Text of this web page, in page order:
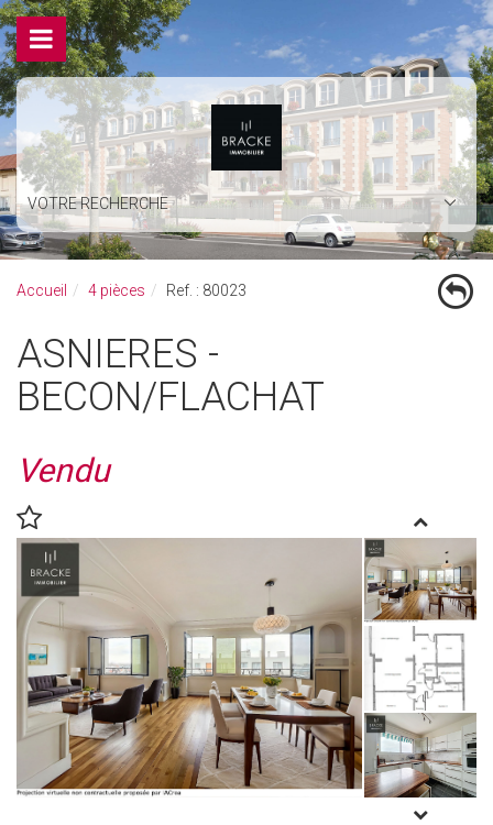
VOTRE RECHERCHE
Accueil 4 pièces Ref. : 80023
ASNIERES -
BECON/FLACHAT
Vendu